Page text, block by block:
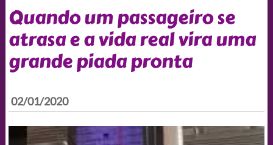
Quando um passageiro se
atrasa e a vida real vira uma
grande piada pronta
02/01/2020